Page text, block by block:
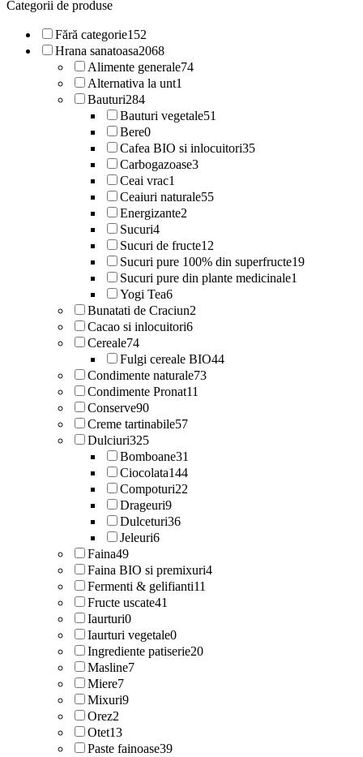
Categorii de produse
Fără categorie152
Hrana sanatoasa2068
Alimente generale74
Alternativa la unt1
Bauturi284
Bauturi vegetale51
Bere0
Cafea BIO si inlocuitori35
Carbogazoase3
Ceai vrac1
Ceaiuri naturale55
Energizante2
Sucuri4
Sucuri de fructe12
Sucuri pure 100% din superfructe19
Sucuri pure din plante medicinale1
Yogi Tea6
Bunatati de Craciun2
Cacao si inlocuitori6
Cereale74
Fulgi cereale BIO44
Condimente naturale73
Condimente Pronat11
Conserve90
Creme tartinabile57
Dulciuri325
Bomboane31
Ciocolata144
Compoturi22
Drageuri9
Dulceturi36
Jeleuri6
Faina49
Faina BIO si premixuri4
Fermenti & gelifianti11
Fructe uscate41
Iaurturi0
Iaurturi vegetale0
Ingrediente patiserie20
Masline7
Miere7
Mixuri9
Orez2
Otet13
Paste fainoase39